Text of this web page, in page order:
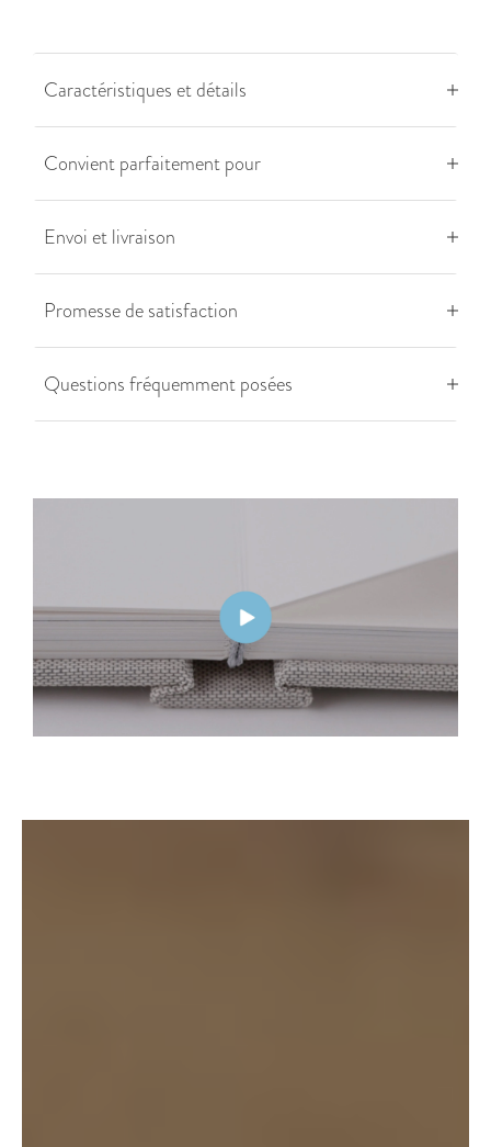
Caractéristiques et détails
Convient parfaitement pour
Envoi et livraison
Promesse de satisfaction
Questions fréquemment posées